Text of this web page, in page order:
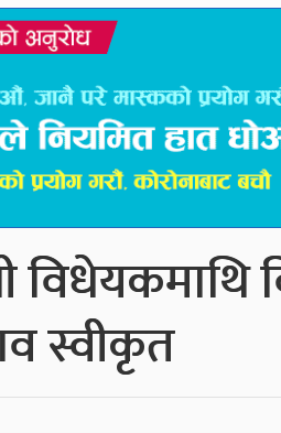
विधेयकमाथि
स्वीकृत